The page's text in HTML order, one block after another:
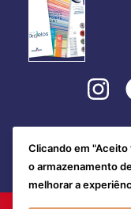
Clicando em
o armazenamento
melhorar a